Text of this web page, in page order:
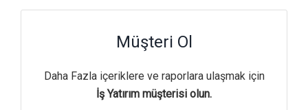
Müşteri Ol
Daha Fazla içeriklere ve raporlara ulaşmak için
İş Yatırım müşterisi olun.